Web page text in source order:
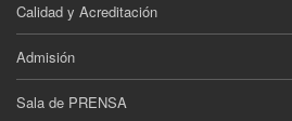
Calidad y Acreditación
Admisión
Sala de PRENSA